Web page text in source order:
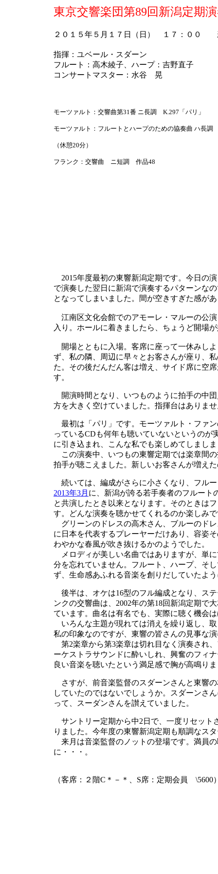
東京交響楽団第89回新潟定期
２０１５年５月１７日（日） １７：００
指揮：ユベール・スダーン
フルート：高木綾子、ハープ：吉野直子
コンサートマスター：水谷 晃
モーツァルト：交響曲第31番 ニ長調 K.297「パリ」
モーツァルト：フルートとハープのための協奏曲 ハ長
（休憩20分）
フランク：交響曲 ニ短調 作品48
2015年度最初の東響新潟定期です。今日の
で演奏した翌日に新潟で演奏するパターンな
となってしまいました。間が空きすぎた感が
江南区文化会館でのアモーレ・マルーの公
入り。ホールに着きましたら、ちょうど開場
開場とともに入場。客席に座って一休みし
ず、私の隣、周辺に早々とお客さんが座り、
た。その後だんだん客は増え、サイド席に空
す。
開演時間となり、いつものように拍手の中
方を大きく空けていました。指揮台はありま
最初は「パリ」です。モーツァルト・ファ
っているCDも何年も聴いていないというの
に引き込まれ、こんな私でも楽しめてしまし
この演奏中、いつもの東響定期では楽章間
拍手が聴こえました。新しいお客さんが増え
続いては、編成がさらに小さくなり、フル
2013年3月 に、新潟が誇る若手奏者のフルー
と共演したとき以来となります。そのときは
す。どんな演奏を聴かせてくれるのか楽しみ
グリーンのドレスの高木さん、ブルーのド
に日本を代表するプレーヤーだけあり、容姿
わやかな春風が吹き抜けるかのようでした。
メロディが美しい名曲ではありますが、単
分を忘れていません。フルート、ハープ、そ
ず、生命感あふれる音楽を創りだしていたよ
後半は、オケは16型のフル編成となり、ス
ンクの交響曲は、2002年の第18回新潟定期で
ています。曲名は有名でも、実際に聴く機会
いろんな主題が現れては消えを繰り返し、
私の印象なのですが、東響の皆さんの見事な
第2楽章から第3楽章は切れ目なく演奏され
ーケストラサウンドに酔いしれ、興奮のフィ
良い音楽を聴いたという満足感で胸が高鳴り
さすが、前音楽監督のスダーンさんと東響
していたのではないでしょうか。スダーンさ
って、スーダンさんを讃えていました。
サントリー定期から中2日で、一度リセット
りました。今年度の東響新潟定期も順調なス
来月は音楽監督のノットの登場です。満員
に・・・。
（客席：２階C＊－＊、S席：定期会員 \5600